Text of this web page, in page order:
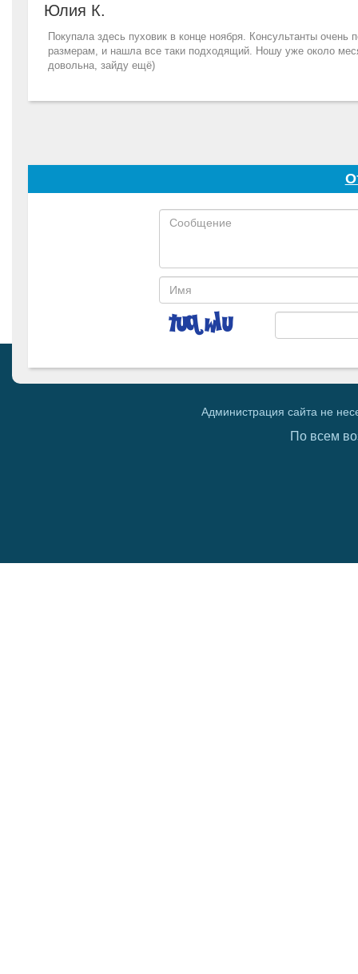
Юлия К.
Покупала здесь пуховик в конце ноября. Консультанты
размерам, и нашла все таки подходящий. Ношу уже около
довольна, зайду ещё)
Администрация сайта не
По всем